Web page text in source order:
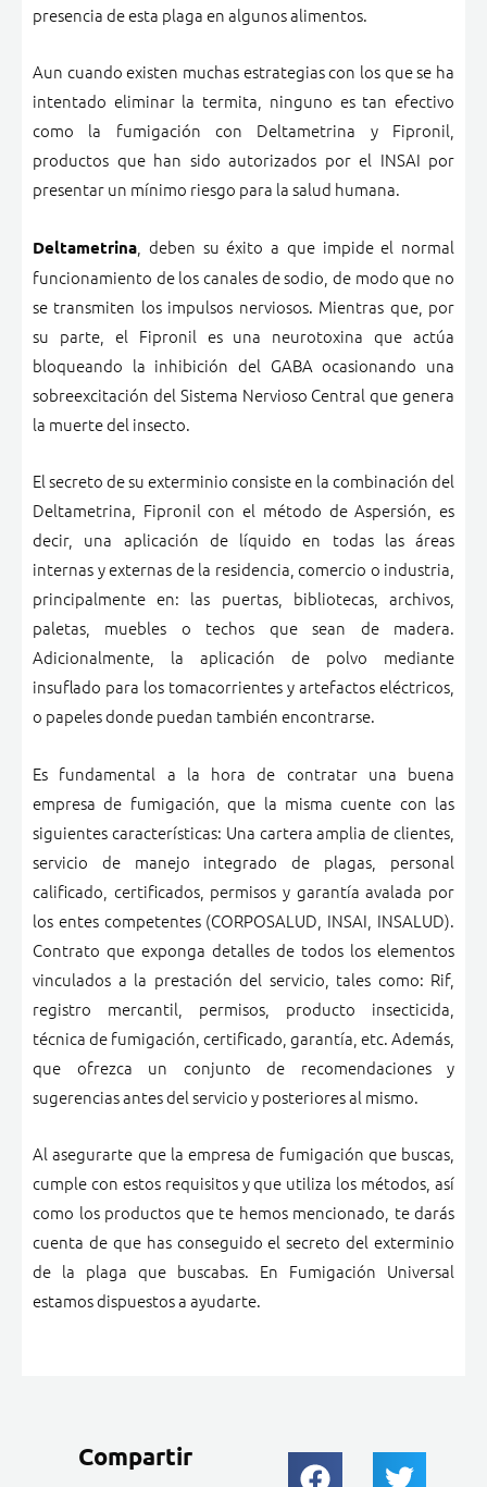
presencia de esta plaga en algunos alimentos.
Aun cuando existen muchas estrategias con los que se ha
intentado eliminar la termita, ninguno es tan efectivo
como la fumigación con Deltametrina y Fipronil,
productos que han sido autorizados por el INSAI por
presentar un mínimo riesgo para la salud humana.
Deltametrina , deben su éxito a que impide el normal
funcionamiento de los canales de sodio, de modo que no
se transmiten los impulsos nerviosos. Mientras que, por
su parte, el Fipronil es una neurotoxina que actúa
bloqueando la inhibición del GABA ocasionando una
sobreexcitación del Sistema Nervioso Central que genera
la muerte del insecto.
El secreto de su exterminio consiste en la combinación del
Deltametrina, Fipronil con el método de Aspersión, es
decir, una aplicación de líquido en todas las áreas
internas y externas de la residencia, comercio o industria,
principalmente en: las puertas, bibliotecas, archivos,
paletas, muebles o techos que sean de madera.
Adicionalmente, la aplicación de polvo mediante
insuflado para los tomacorrientes y artefactos eléctricos,
o papeles donde puedan también encontrarse.
Es fundamental a la hora de contratar una buena
empresa de fumigación, que la misma cuente con las
siguientes características: Una cartera amplia de clientes,
servicio de manejo integrado de plagas, personal
calificado, certificados, permisos y garantía avalada por
los entes competentes (CORPOSALUD, INSAI, INSALUD).
Contrato que exponga detalles de todos los elementos
vinculados a la prestación del servicio, tales como: Rif,
registro mercantil, permisos, producto insecticida,
técnica de fumigación, certificado, garantía, etc. Además,
que ofrezca un conjunto de recomendaciones y
sugerencias antes del servicio y posteriores al mismo.
Al asegurarte que la empresa de fumigación que buscas,
cumple con estos requisitos y que utiliza los métodos, así
como los productos que te hemos mencionado, te darás
cuenta de que has conseguido el secreto del exterminio
de la plaga que buscabas. En Fumigación Universal
estamos dispuestos a ayudarte.
Compartir